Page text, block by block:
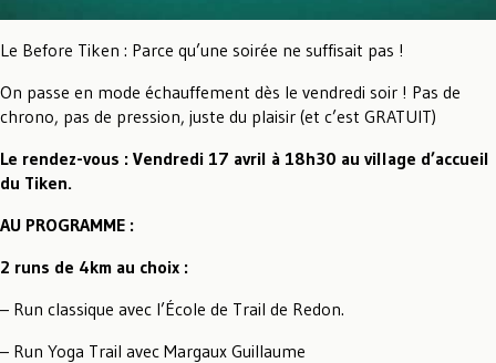
Le Before Tiken : Parce qu’une soirée ne suffisait pas !
On passe en mode échauffement dès le vendredi soir ! Pas de
chrono, pas de pression, juste du plaisir (et c’est GRATUIT)
Le rendez-vous : Vendredi 17 avril à 18h30 au village d’accueil
du Tiken.
AU PROGRAMME :
2 runs de 4km au choix :
– Run classique avec l’École de Trail de Redon.
– Run Yoga Trail avec Margaux Guillaume